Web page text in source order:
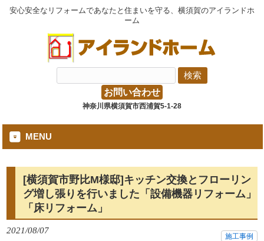
安心安全なリフォームであなたと住まいを守る、横須賀のアイランドホ
ーム
お問い合わせ
神奈川県横須賀市西浦賀5-1-28
MENU
[横須賀市野比M様邸]キッチン交換とフローリン
グ増し張りを行いました「設備機器リフォーム」
「床リフォーム」
2021/08/07
施工事例